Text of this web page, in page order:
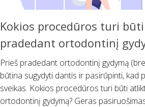
Kokios procedūros turi
pradedant ortodontinį
Prieš pradedant ortodontinį gydymą
būtina sugydyti dantis ir pasirūpinti, kad
sveikas. Kokios procedūros turi būti
ortodontinį gydymą? Geras